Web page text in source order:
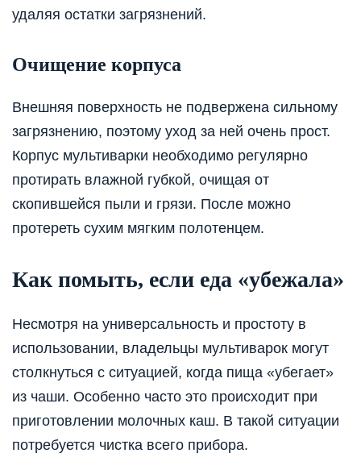
удаляя остатки загрязнений.
Очищение корпуса
Внешняя поверхность не подвержена сильному
загрязнению, поэтому уход за ней очень прост.
Корпус мультиварки необходимо регулярно
протирать влажной губкой, очищая от
скопившейся пыли и грязи. После можно
протереть сухим мягким полотенцем.
Как помыть, если еда «убежала»
Несмотря на универсальность и простоту в
использовании, владельцы мультиварок могут
столкнуться с ситуацией, когда пища «убегает»
из чаши. Особенно часто это происходит при
приготовлении молочных каш. В такой ситуации
потребуется чистка всего прибора.